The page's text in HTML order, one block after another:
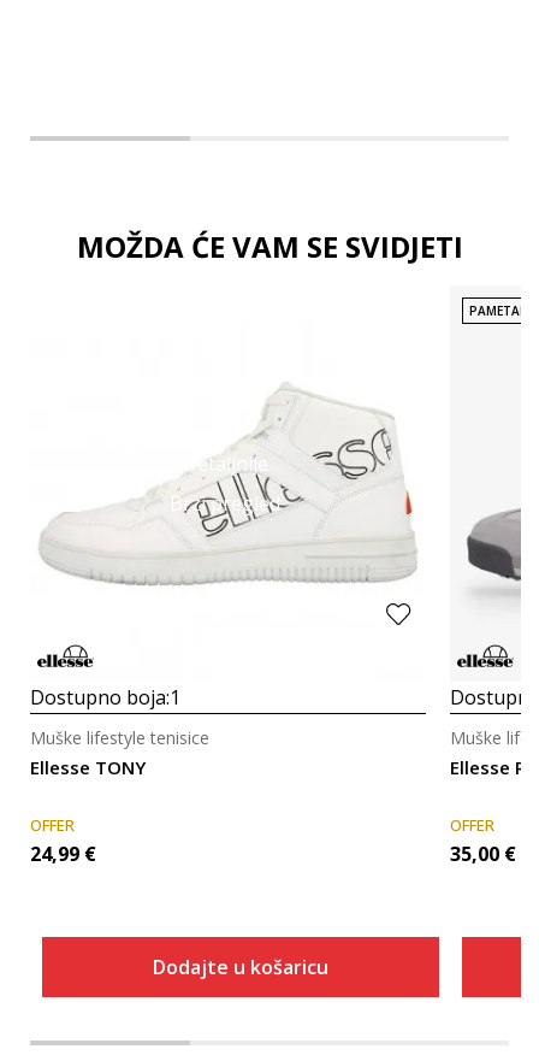
MOŽDA ĆE VAM SE SVIDJETI
Detaljnije
Brzi pregled
Dostupno boja:1
Ellesse TONY
Muške lifestyle tenisice
OFFER
24,99 €
Dodajte u košaricu
PAMETAN
Ellesse
Muške
OFFER
35,00 €